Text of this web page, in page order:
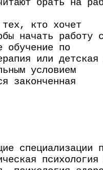
брать на
тех, кто хочет
начать работу с
обучение по
или детская
условием
законченная
специализации
психология